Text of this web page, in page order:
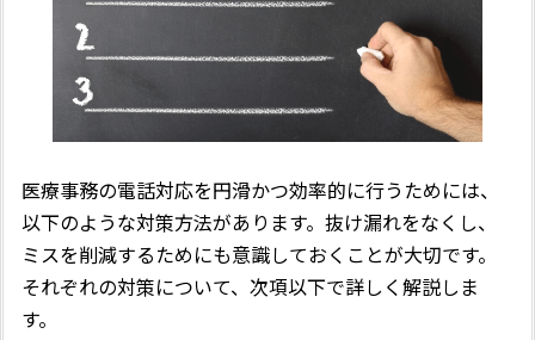
医療事務の電話対応を円滑かつ効率的に行うためには、
以下のような対策方法があります。抜け漏れをなくし、
ミスを削減するためにも意識しておくことが大切です。
それぞれの対策について、次項以下で詳しく解説しま
す。